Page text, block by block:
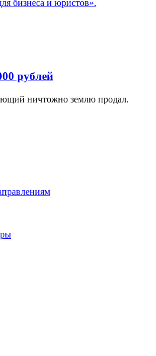
бизнеса и юристов».
рублей
ничтожно землю продал.